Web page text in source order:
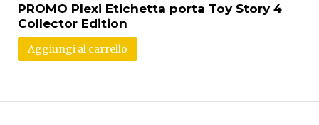
PROMO Plexi Etichetta porta Toy Story 4
Collector Edition
Aggiungi al carrello